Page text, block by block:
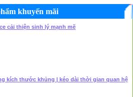
khuyến mãi
cải thiện sinh lý mạnh mẽ
kích thước khủng | kéo dài thời gian quan hệ